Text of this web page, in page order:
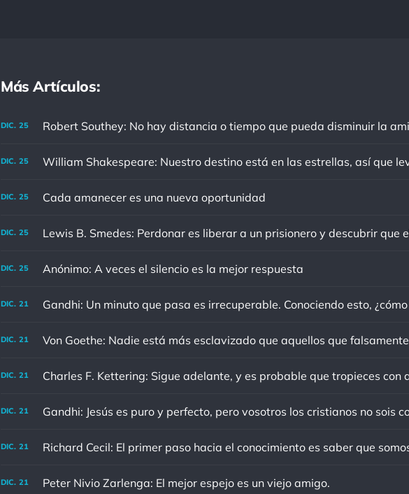
Más Artículos:
DIC. 25
DIC. 25
DIC. 25 Cada amanecer es una nueva oportunidad
DIC. 25
DIC. 25 Anónimo: A veces el silencio es la mejor respuesta
DIC. 21
DIC. 21
DIC. 21
DIC. 21 Gandhi: Jesús es puro y perfecto, pero vosotros los cristianos no sois
DIC. 21
DIC. 21 Peter Nivio Zarlenga: El mejor espejo es un viejo amigo.